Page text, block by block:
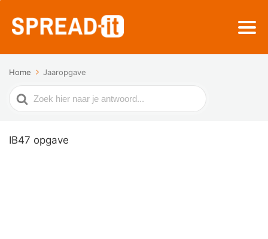
Home Jaaropgave
Zoek
naar
IB47 opgave